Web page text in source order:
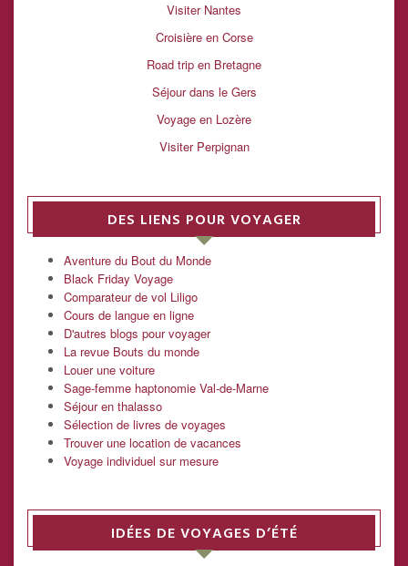
Visiter Nantes
Croisière en Corse
Road trip en Bretagne
Séjour dans le Gers
Voyage en Lozère
Visiter Perpignan
DES LIENS POUR VOYAGER
Aventure du Bout du Monde
Black Friday Voyage
Comparateur de vol Liligo
Cours de langue en ligne
D'autres blogs pour voyager
La revue Bouts du monde
Louer une voiture
Sage-femme haptonomie Val-de-Marne
Séjour en thalasso
Sélection de livres de voyages
Trouver une location de vacances
Voyage individuel sur mesure
IDÉES DE VOYAGES D’ÉTÉ